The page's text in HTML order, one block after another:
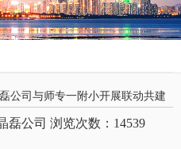
司与师专一附小开展联动共建
公司 浏览次数： 14539